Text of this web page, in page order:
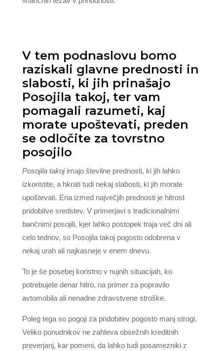
V tem podnaslovu bomo
raziskali glavne prednosti in
slabosti, ki jih prinašajo
Posojila takoj, ter vam
pomagali razumeti, kaj
morate upoštevati, preden
se odločite za tovrstno
posojilo
Posojila takojimajo številne prednosti, ki jih lahko
izkoristite, a hkrati tudi nekaj slabosti, ki jih morate
upoštevati. Ena izmed največjih prednosti je hitrost
pridobitve sredstev. V primerjavi s tradicionalnimi
bančnimi posojili, kjer lahko postopek traja več dni ali
celo tednov, so Posojila takoj pogosto odobrena v
nekaj urah ali najkasneje v enem dnevu.
To je še posebej koristno v nujnih situacijah, ko
potrebujete denar hitro, na primer za popravilo
avtomobila ali nenadne zdravstvene stroške.
Poleg tega so pogoji za pridobitev pogosto manj strogi.
Veliko ponudnikov ne zahteva obsežnih kreditnih
preverjanj, kar pomeni, da lahko tudi posamezniki z